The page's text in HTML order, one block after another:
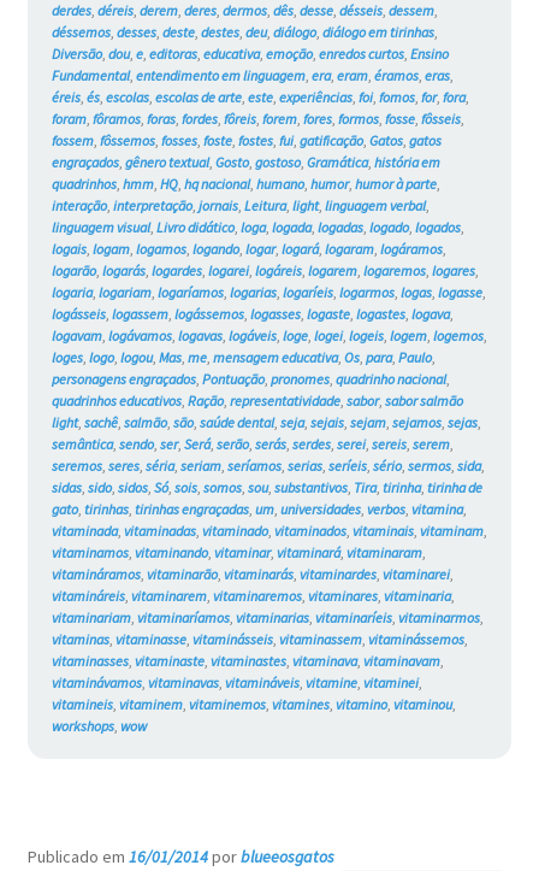
derdes, déreis, derem, deres, dermos, dês, desse, désseis, dessem,
déssemos, desses, deste, destes, deu, diálogo, diálogo em tirinhas,
Diversão, dou, e, editoras, educativa, emoção, enredos curtos, Ensino
Fundamental, entendimento em linguagem, era, eram, éramos, eras,
éreis, és, escolas, escolas de arte, este, experiências, foi, fomos, for, fora,
foram, fôramos, foras, fordes, fôreis, forem, fores, formos, fosse, fôsseis,
fossem, fôssemos, fosses, foste, fostes, fui, gatificação, Gatos, gatos
engraçados, gênero textual, Gosto, gostoso, Gramática, história em
quadrinhos, hmm, HQ, hq nacional, humano, humor, humor à parte,
interação, interpretação, jornais, Leitura, light, linguagem verbal,
linguagem visual, Livro didático, loga, logada, logadas, logado, logados,
logais, logam, logamos, logando, logar, logará, logaram, logáramos,
logarão, logarás, logardes, logarei, logáreis, logarem, logaremos, logares,
logaria, logariam, logaríamos, logarias, logaríeis, logarmos, logas, logasse,
logásseis, logassem, logássemos, logasses, logaste, logastes, logava,
logavam, logávamos, logavas, logáveis, loge, logei, logeis, logem, logemos,
loges, logo, logou, Mas, me, mensagem educativa, Os, para, Paulo,
personagens engraçados, Pontuação, pronomes, quadrinho nacional,
quadrinhos educativos, Ração, representatividade, sabor, sabor salmão
light, sachê, salmão, são, saúde dental, seja, sejais, sejam, sejamos, sejas,
semântica, sendo, ser, Será, serão, serás, serdes, serei, sereis, serem,
seremos, seres, séria, seriam, seríamos, serias, seríeis, sério, sermos, sida,
sidas, sido, sidos, Só, sois, somos, sou, substantivos, Tira, tirinha, tirinha de
gato, tirinhas, tirinhas engraçadas, um, universidades, verbos, vitamina,
vitaminada, vitaminadas, vitaminado, vitaminados, vitaminais, vitaminam,
vitaminamos, vitaminando, vitaminar, vitaminará, vitaminaram,
vitamináramos, vitaminarão, vitaminarás, vitaminardes, vitaminarei,
vitamináreis, vitaminarem, vitaminaremos, vitaminares, vitaminaria,
vitaminariam, vitaminaríamos, vitaminarias, vitaminaríeis, vitaminarmos,
vitaminas, vitaminasse, vitaminásseis, vitaminassem, vitaminássemos,
vitaminasses, vitaminaste, vitaminastes, vitaminava, vitaminavam,
vitaminávamos, vitaminavas, vitamináveis, vitamine, vitaminei,
vitamineis, vitaminem, vitaminemos, vitamines, vitamino, vitaminou,
workshops, wow
Publicado em 16/01/2014porblueeosgatos